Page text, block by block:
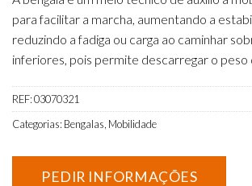
para facilitar a marcha, aumentando a
reduzindo a fadiga ou carga ao caminhar
inferiores, pois permite descarregar o peso
REF:03070321
Categorias: Bengalas Mobilidade